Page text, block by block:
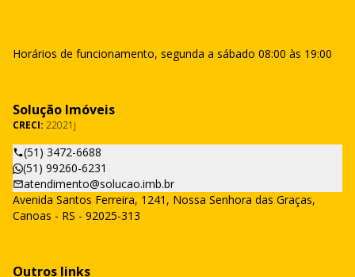
Horários de funcionamento, segunda a sábado 08:00 às 19:00
Solução Imóveis
CRECI: 22021j
(51) 3472-6688
(51) 99260-6231
atendimento@solucao.imb.br
Avenida Santos Ferreira, 1241, Nossa Senhora das Graças,
Canoas - RS - 92025-313
Outros links